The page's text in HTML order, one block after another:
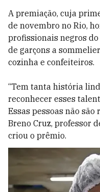
A premiação, cuja
de novembro no Rio,
profissionais negros
de garçons a
cozinha e confeiteiros.
“Tem tanta história
reconhecer esses
Essas pessoas não
Breno Cruz, professor
criou o prêmio.